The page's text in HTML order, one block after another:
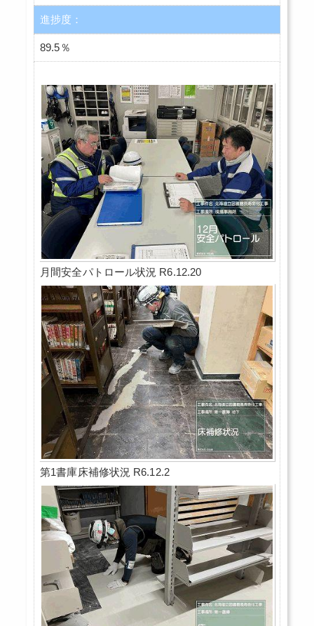
進捗度：
89.5％
月間安全パトロール状況 R6.12.20
第1書庫床補修状況 R6.12.2